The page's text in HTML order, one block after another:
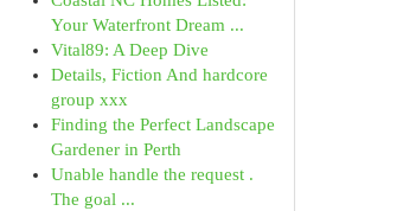
Your Waterfront Dream ...
Vital89: A Deep Dive
Details, Fiction And hardcore
group xxx
Finding the Perfect Landscape
Gardener in Perth
Unable handle the request .
The goal ...